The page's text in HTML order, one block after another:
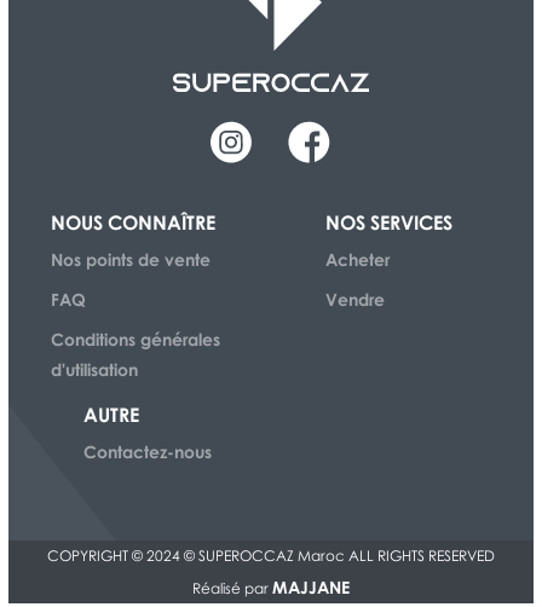
NOUS CONNAÎTRE
Nos points de vente
FAQ
Conditions générales
d'utilisation
NOS SERVICES
Acheter
Vendre
AUTRE
Contactez-nous
COPYRIGHT © 2024 © SUPEROCCAZ Maroc ALL RIGHTS RESERVED
Réalisé par MAJJANE